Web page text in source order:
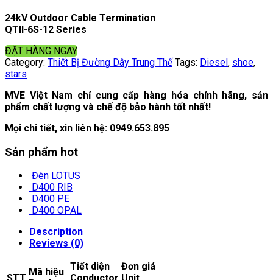
24kV Outdoor Cable Termination
QTII-6S-12 Series
ĐẶT HÀNG NGAY
Category: Thiết Bị Đường Dây Trung Thế Tags: Diesel, shoe,
stars
MVE Việt Nam chỉ cung cấp hàng hóa chính hãng, sản
phẩm chất lượng và chế độ bảo hành tốt nhất!
Mọi chi tiết, xin liên hệ: 0949.653.895
Sản phẩm hot
Đèn LOTUS
D400 RIB
D400 PE
D400 OPAL
Description
Reviews (0)
Mã hiệu Tiết diện
Đơn giá